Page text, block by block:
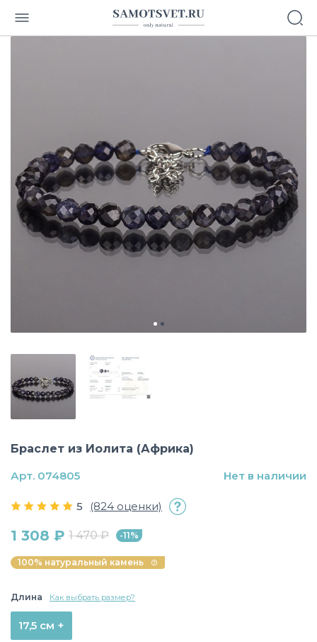
Браслет из Иолита (Африка)
5 (824 оценки)
1 308 ₽ 1 470 ₽ -11%
100% натуральный камень
Длина Как выбрать размер?
17,5 см +
Арт. 074805 Нет в наличии